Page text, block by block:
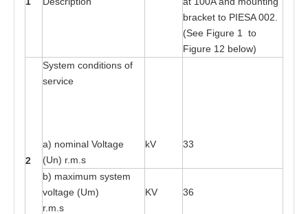
bracket to PIESA 002
(See Figure 1 to
Figure 12 below)
2
System conditions of
service
a) nominal Voltage
(Un) r. m .s
kV 33
b) maximum system
voltage (Um)
r. m s
KV 36